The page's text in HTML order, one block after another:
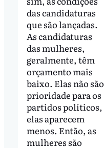
das candidaturas
que são lançadas.
As candidaturas
das mulheres,
geralmente, têm
orçamento mais
baixo. Elas não são
prioridade para os
partidos políticos,
elas aparecem
menos. Então, as
mulheres são